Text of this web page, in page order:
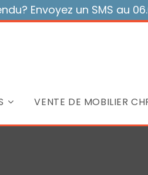
Envoyez un SMS au
VENTE DE MOBILIER